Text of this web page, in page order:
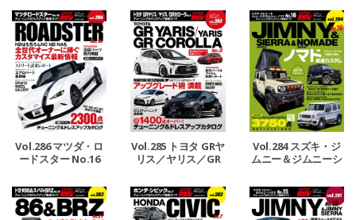
ド No.17
Vol.286 マツダ・ロ
ードスター No.16
Vol.285 トヨタ GRヤ
リス／ヤリス／GR
Vol.284 スズキ・ジ
ムニー＆ジムニーシ
ド No.16